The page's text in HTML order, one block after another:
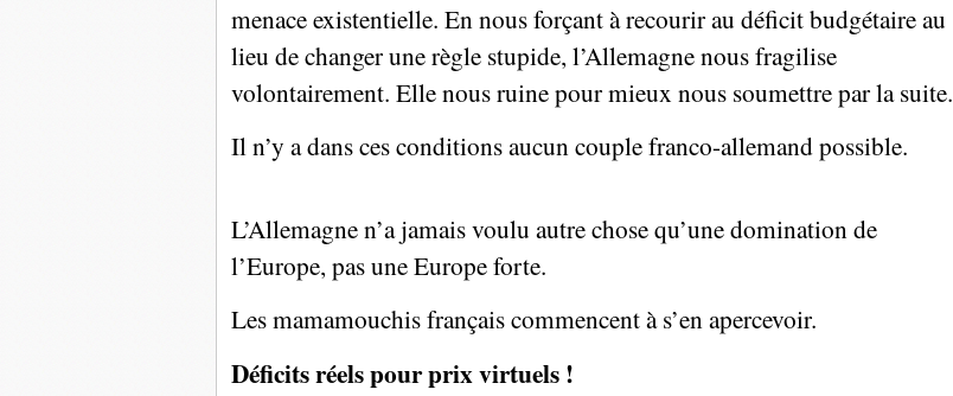
menace existentielle. En nous forçant à recourir au déficit budgétaire au
lieu de changer une règle stupide, l’Allemagne nous fragilise
volontairement. Elle nous ruine pour mieux nous soumettre par la suite.
Il n’y a dans ces conditions aucun couple franco-allemand possible.
L’Allemagne n’a jamais voulu autre chose qu’une domination de
l’Europe, pas une Europe forte.
Les mamamouchis français commencent à s’en apercevoir.
Déficits réels pour prix virtuels !